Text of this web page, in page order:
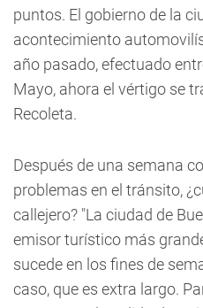
puntos. El gobierno de la
acontecimiento
año pasado, efectuado
Mayo, ahora el vértigo se
Recoleta.
Después de una semana
problemas en el tránsito,
callejero? "La ciudad de
emisor turístico más
sucede en los fines de
caso, que es extra largo.